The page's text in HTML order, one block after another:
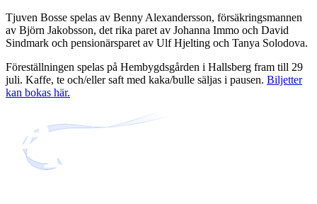
Tjuven Bosse spelas av Benny Alexandersson, försäkringsmannen
av Björn Jakobsson, det rika paret av Johanna Immo och David
Sindmark och pensionärsparet av Ulf Hjelting och Tanya Solodova.
Föreställningen spelas på Hembygdsgården i Hallsberg fram till 29
juli. Kaffe, te och/eller saft med kaka/bulle säljas i pausen. Biljetter
kan bokas här.